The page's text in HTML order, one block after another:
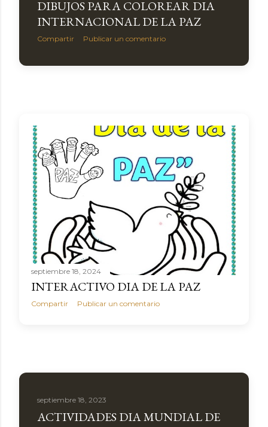
DIBUJOS PARA COLOREAR DIA
INTERNACIONAL DE LA PAZ
Compartir Publicar un comentario
septiembre 18, 2024
INTERACTIVO DIA DE LA PAZ
Compartir Publicar un comentario
septiembre 18, 2023
ACTIVIDADES DIA MUNDIAL DE